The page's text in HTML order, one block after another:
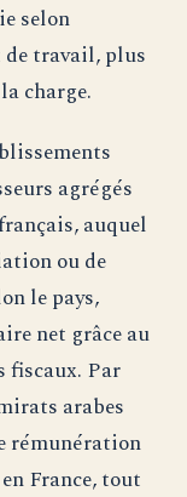
selon
de travail, plus
charge.
agrégés
auquel
ou de
le pays,
net grâce au
fiscaux. Par
arabes
rémunération
France, tout